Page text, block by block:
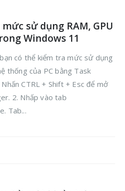
sử dụng RAM, GPU
Windows 11
có thể kiểm tra mức sử dụng
thống của PC bằng Task
CTRL + Shift + Esc để mở
2. Nhấp vào tab
Tab...